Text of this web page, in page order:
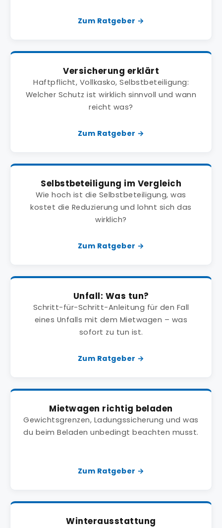
Zum Ratgeber →
Versicherung erklärt
Haftpflicht, Vollkasko, Selbstbeteiligung:
Welcher Schutz ist wirklich sinnvoll und wann
reicht was?
Zum Ratgeber →
Selbstbeteiligung im Vergleich
Wie hoch ist die Selbstbeteiligung, was
kostet die Reduzierung und lohnt sich das
wirklich?
Zum Ratgeber →
Unfall: Was tun?
Schritt-für-Schritt-Anleitung für den Fall
eines Unfalls mit dem Mietwagen – was
sofort zu tun ist.
Zum Ratgeber →
Mietwagen richtig beladen
Gewichtsgrenzen, Ladungssicherung und was
du beim Beladen unbedingt beachten musst.
Zum Ratgeber →
Winterausstattung